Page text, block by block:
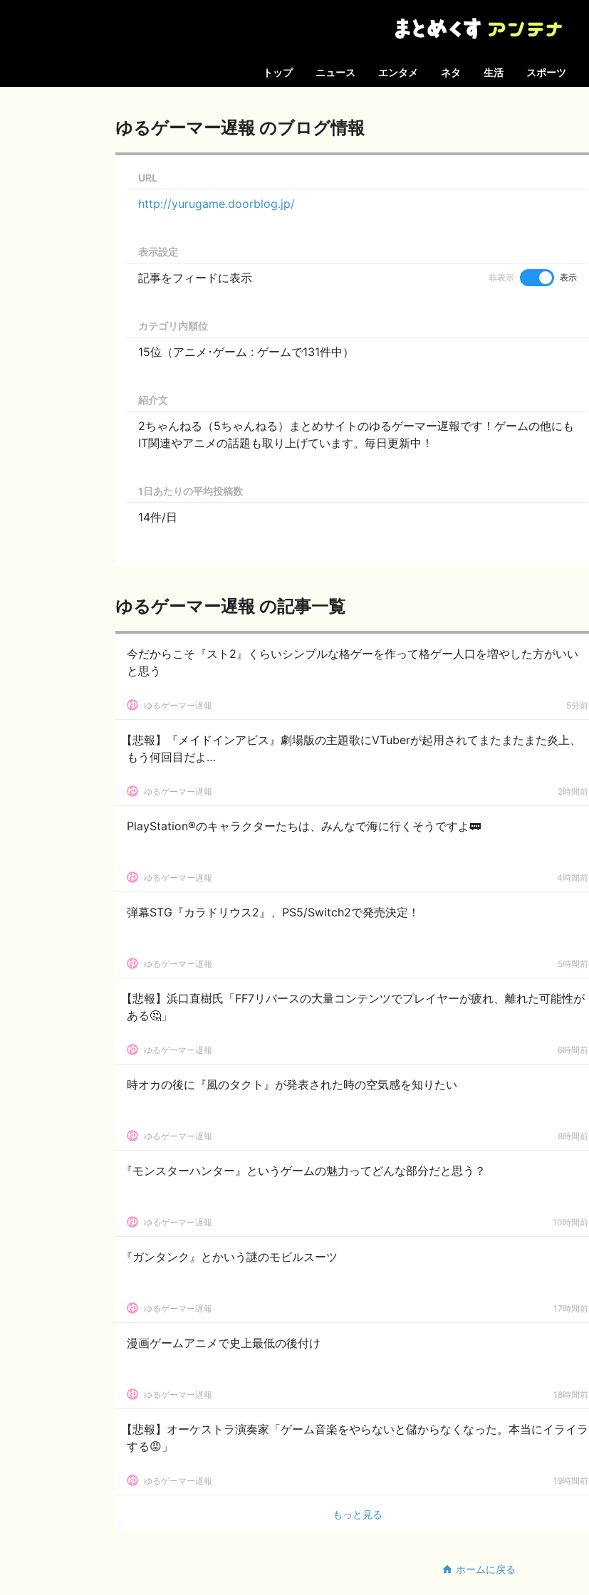
トップ ニュース エンタメ ネタ 生活 スポーツ
ゆるゲーマー遅報 のブログ情報
URL
http://yurugame.doorblog.jp/
表示設定
記事をフィードに表示 非表示 表示
カテゴリ内順位
15位（アニメ･ゲーム : ゲームで131件中）
紹介文
2ちゃんねる（5ちゃんねる）まとめサイトのゆるゲーマー遅報です！ゲームの他にも
IT関連やアニメの話題も取り上げています。毎日更新中！
1日あたりの平均投稿数
14件/日
ゆるゲーマー遅報 の記事一覧
今だからこそ『スト2』くらいシンプルな格ゲーを作って格ゲー人口を増やした方がいい
と思う
ゆるゲーマー遅報 5分前
【悲報】『メイドインアビス』劇場版の主題歌にVTuberが起用されてまたまたまた炎上、
もう何回目だよ…
ゆるゲーマー遅報 2時間前
PlayStation®のキャラクターたちは、みんなで海に行くそうですよ🚃
ゆるゲーマー遅報 4時間前
弾幕STG『カラドリウス2』、PS5/Switch2で発売決定！
ゆるゲーマー遅報 5時間前
【悲報】浜口直樹氏「FF7リバースの大量コンテンツでプレイヤーが疲れ、離れた可能性が
ある🤔」
ゆるゲーマー遅報 6時間前
時オカの後に『風のタクト』が発表された時の空気感を知りたい
ゆるゲーマー遅報 8時間前
『モンスターハンター』というゲームの魅力ってどんな部分だと思う？
ゆるゲーマー遅報 10時間前
『ガンタンク』とかいう謎のモビルスーツ
ゆるゲーマー遅報 17時間前
漫画ゲームアニメで史上最低の後付け
ゆるゲーマー遅報 18時間前
【悲報】オーケストラ演奏家「ゲーム音楽をやらないと儲からなくなった。本当にイライラ
する😡」
ゆるゲーマー遅報 19時間前
もっと見る
ホームに戻る